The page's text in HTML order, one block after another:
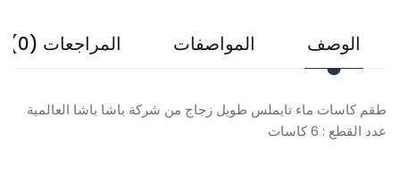
الوصف المواصفات المراجعات (0)
طقم كاسات ماء تايملس طويل زجاج من شركة باشا باشا العالمية
عدد القطع : 6 كاسات